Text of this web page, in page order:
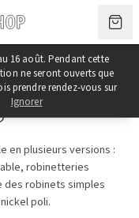
16 août. Pendant cette
ne seront ouverts que
prendre rendez-vous sur
Ignorer
en plusieurs versions :
robinetteries
des robinets simples
poli.